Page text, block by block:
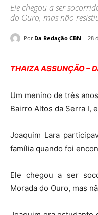
Ele chegou a ser
do Ouro, mas não
Por Da Redação CBN 28
THAIZA ASSUNÇÃO –
Um menino de três
Bairro Altos da Serra I,
Joaquim Lara
família quando foi
Ele chegou a ser
Morada do Ouro, mas